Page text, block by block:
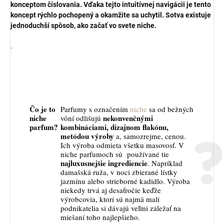
konceptom číslovania. Vďaka tejto intuitívnej navigácii je tento
koncept rýchlo pochopený a okamžite sa uchytil. Sotva existuje
jednoduchší spôsob, ako začať vo svete niche.
.
Čo je to
niche
parfum?
Parfumy s označením niche sa od bežných
vôní odlišujú nekonvenčnými
kombináciami, dizajnom flakónu,
metódou výroby a, samozrejme, cenou.
Ich výroba odmieta všetku masovosť. V
niche parfumoch sú používané tie
najluxusnejšie ingrediencie. Napríklad
damašská ruža, v noci zbierané lístky
jazmínu alebo strieborné kadidlo. Výroba
niekedy trvá aj desaťročie keďže
výrobcovia, ktorí sú najmä malí
podnikatelia si dávajú veľmi záležať na
miešaní toho najlepšieho.